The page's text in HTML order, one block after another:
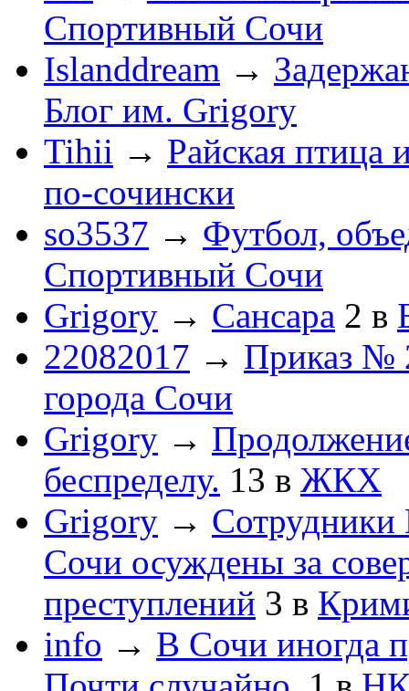
Спортивный Сочи
Islanddream →
Блог им. Grigory
Tihii → Райская птица
по-cочински
so3537 → Футбол,
Спортивный Сочи
Grigory → Сансара 2 в
22082017 → Приказ №
города Сочи
Grigory →
беспределу. 13 в ЖКХ
Grigory →
Сочи осуждены за
преступлений 3 в
info → В Сочи иногда